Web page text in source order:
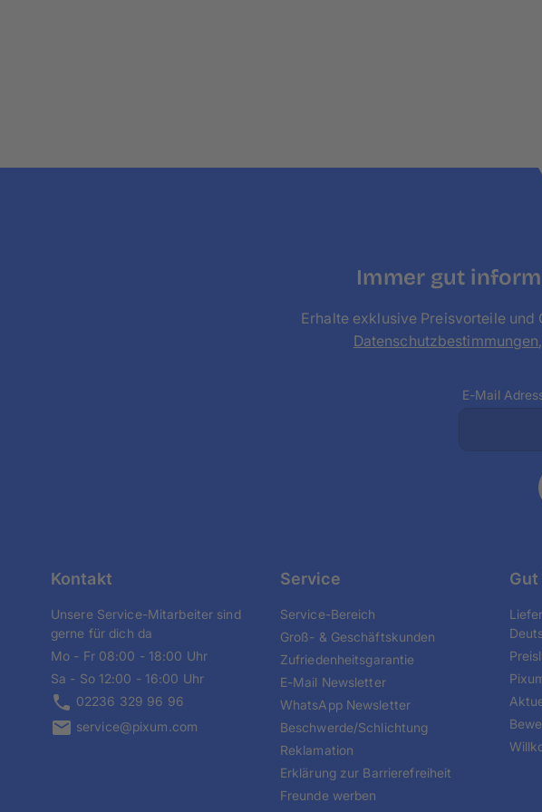
der
dir das
haben
Immer gut
Erhalte exklusive Preisvorteile
Datenschutzbestimmungen
E-Mail
Kontakt
Unsere Service-Mitarbeiter sind
gerne für dich da
Mo - Fr 08:00 - 18:00 Uhr
Sa - So 12:00 - 16:00 Uhr
02236 329 96 96
service@pixum.com
Service
Service-Bereich
Groß- & Geschäftskunden
Zufriedenheitsgarantie
E-Mail Newsletter
WhatsApp Newsletter
Beschwerde/Schlichtung
Reklamation
Erklärung zur Barrierefreiheit
Freunde werben